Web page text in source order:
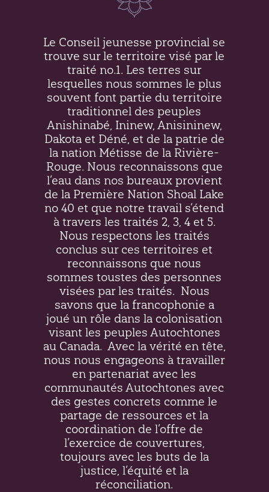
Le Conseil jeunesse provincial se
trouve sur le territoire visé par le
traité no.1. Les terres sur
lesquelles nous sommes le plus
souvent font partie du territoire
traditionnel des peuples
Anishinabé, Ininew, Anisininew,
Dakota et Déné, et de la patrie de
la nation Métisse de la Rivière-
Rouge. Nous reconnaissons que
l’eau dans nos bureaux provient
de la Première Nation Shoal Lake
no 40 et que notre travail s’étend
à travers les traités 2, 3, 4 et 5.
Nous respectons les traités
conclus sur ces territoires et
reconnaissons que nous
sommes toustes des personnes
visées par les traités. Nous
savons que la francophonie a
joué un rôle dans la colonisation
visant les peuples Autochtones
au Canada. Avec la vérité en tête,
nous nous engageons à travailler
en partenariat avec les
communautés Autochtones avec
des gestes concrets comme le
partage de ressources et la
coordination de l’offre de
l’exercice de couvertures,
toujours avec les buts de la
justice, l’équité et la
réconciliation.